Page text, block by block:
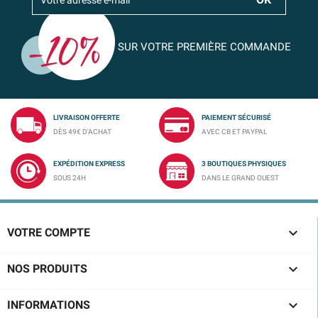
SUR VOTRE PREMIÈRE COMMANDE
LIVRAISON OFFERTE
DÈS 49€ D'ACHAT
PAIEMENT SÉCURISÉ
AVEC CB ET PAYPAL
EXPÉDITION EXPRESS
SOUS 24H
3 BOUTIQUES PHYSIQUES
DANS LE GRAND OUEST
VOTRE COMPTE 
NOS PRODUITS 
INFORMATIONS 